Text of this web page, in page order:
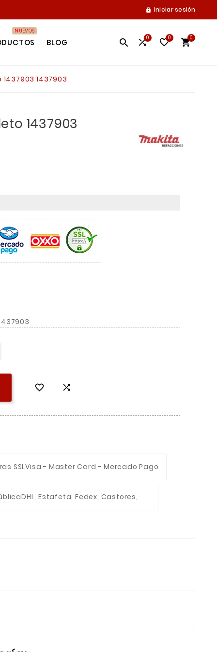
 Iniciar sesión
NUEVOS
BLOG  0 0 0
1437903
1437903
 
SSLVisa - Master Card - Mercado Pago
DHL, Estafeta, Fedex, Castores,